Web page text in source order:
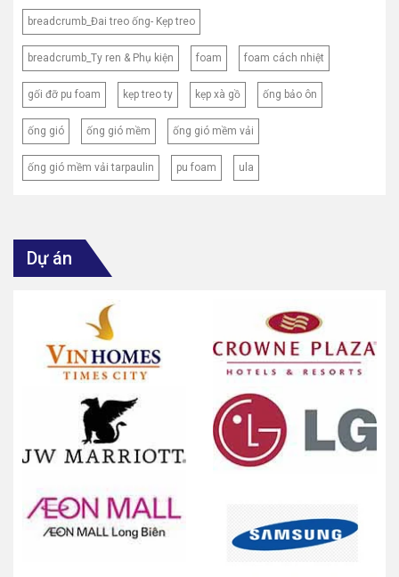
breadcrumb_Đai treo ống- Kẹp treo
breadcrumb_Ty ren & Phụ kiện foam foam cách nhiệt
gối đỡ pu foam kẹp treo ty kẹp xà gồ ống bảo ôn
ống gió ống gió mềm ống gió mềm vải
ống gió mềm vải tarpaulin pu foam ula
Dự án